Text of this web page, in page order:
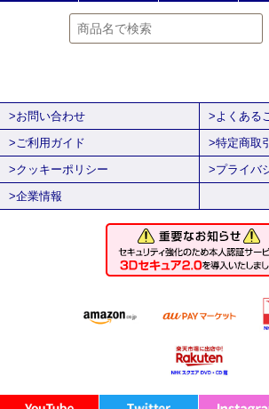
>お問い合わせ
>よくある
>ご利用ガイド
>特定商取
>クッキーポリシー
>プライバ
>企業情報